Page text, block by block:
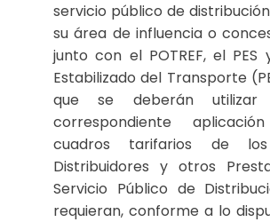
servicio público de
su área de influencia o
junto con el POTREF, el PES
Estabilizado del Transporte
que se deberán
correspondiente
cuadros tarifarios de
Distribuidores y otros
Servicio Público de
requieran, conforme a lo